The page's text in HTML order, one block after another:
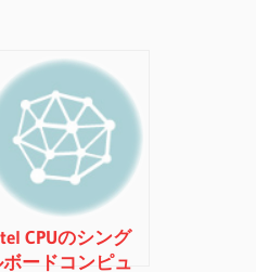
CPUのシング
ボードコンピュ